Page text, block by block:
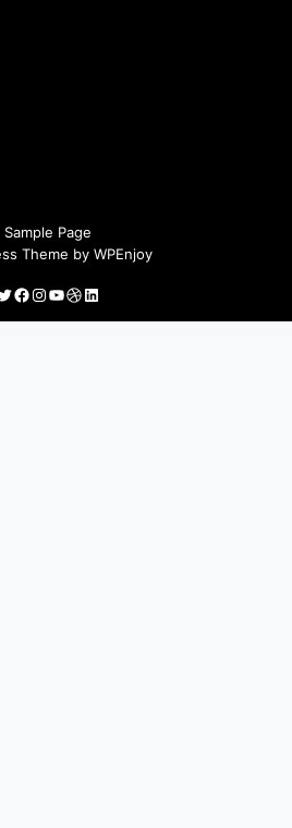
Sample Page
Theme by WPEnjoy
Facebook
Instagram
YouTube
Dribbble
LinkedIn